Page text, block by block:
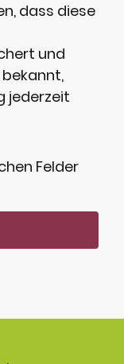
dass diese
und
jederzeit
Felder